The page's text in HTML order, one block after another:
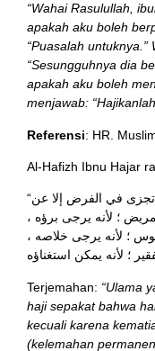
“Wahai Rasulullah,
apakah aku boleh
“Puasalah
“Sesungguhnya dia
apakah aku boleh
menjawab:
Referensi: HR.
Al-Hafizh Ibnu Hajar
“واتفق من أجاز النيابة في الحج على أنها لا تجزى في الفرض إلا عن
؛ لأنه يرجى برؤه ،
؛ لأنه يرجى خلاصه ،
Terjemahan: “Ulama
haji sepakat bahwa
kecuali karena
(kelemahan